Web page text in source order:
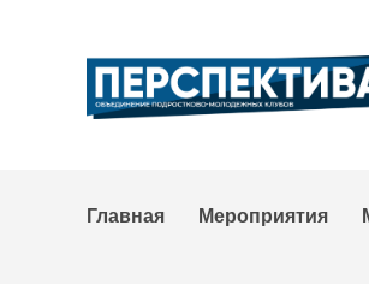
Главная Мероприятия